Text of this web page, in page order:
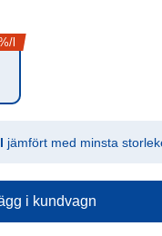
l
jämfört med minsta